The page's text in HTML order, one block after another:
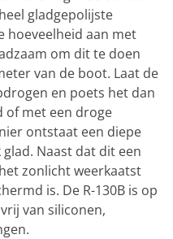
gladgepolijste
hoeveelheid aan met
om dit te doen
van de boot. Laat de
en poets het dan
of met een droge
ontstaat een diepe
Naast dat dit een
zonlicht weerkaatst
is. De R-130B is op
van siliconen,